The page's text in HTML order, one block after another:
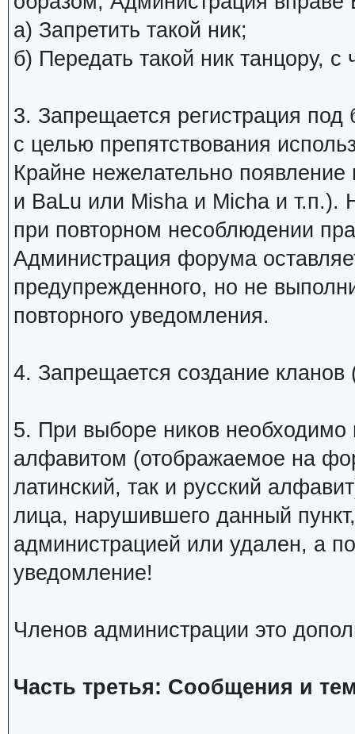
а) Запретить такой ник;
б) Передать такой ник танцору,
3. Запрещается регистрация
с целью препятствования
Крайне нежелательно
и BaLu или Misha и Micha и т.п.).
при повторном несоблюдении
Администрация форума
предупрежденного, но не
повторного уведомления.
4. Запрещается создание
5. При выборе ников необходимо
алфавитом (отображаемое на
латинский, так и русский
лица, нарушившего данный
администрацией или удален, а
уведомление!
Членов администрации это
Часть третья: Сообщения и